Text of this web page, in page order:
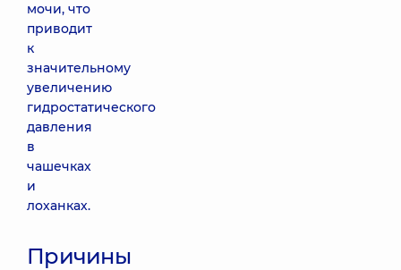
мочи, что
приводит
к
значительному
увеличению
гидростатического
давления
в
чашечках
и
лоханках.
Причины